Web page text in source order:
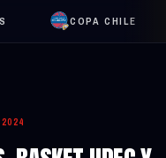
COPA CHILE